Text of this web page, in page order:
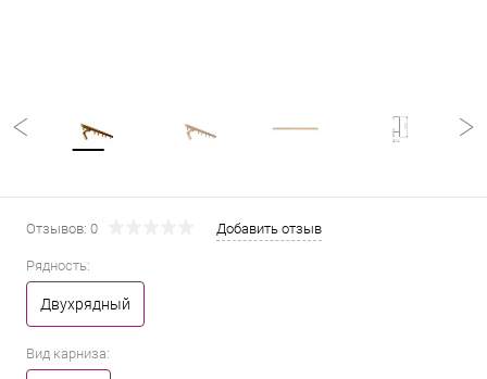
Отзывов: 0 Добавить отзыв
Рядность:
Двухрядный
Вид карниза: